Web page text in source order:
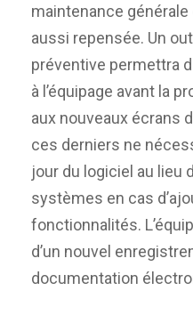
maintenance
aussi repensée. Un
préventive permettra
à l’équipage avant la
aux nouveaux écrans
ces derniers ne
jour du logiciel au lieu
systèmes en cas
fonctionnalités.
d’un nouvel
documentation